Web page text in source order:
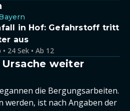
in Hof: Gefahrstoff tritt
aus
24 Sek • Ab 12
weiter
die Bergungsarbeiten.
werden, ist nach Angaben der